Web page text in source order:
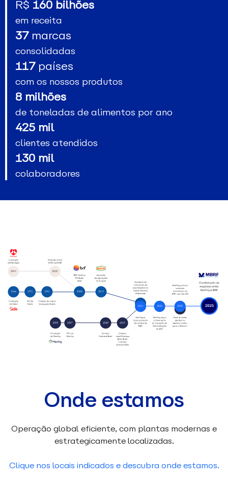
R$ 160 bilhões
em receita
37marcas
consolidadas
117países
com os nossos produtos
8 milhões
de toneladas de alimentos por ano
425 mil
clientes atendidos
130 mil
colaboradores
Onde estamos
Operação global eficiente, com plantas modernas e
estrategicamente localizadas.
Clique nos locais indicados e descubra onde estamos.